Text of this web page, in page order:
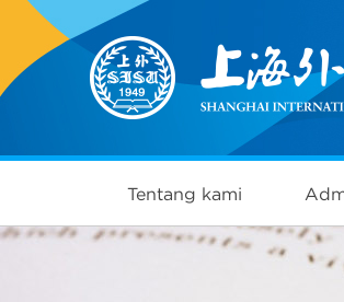
Tentang kami